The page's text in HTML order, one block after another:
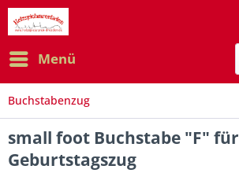
Menü
Buchstabenzug
small foot Buchstabe "F" für
Geburtstagszug